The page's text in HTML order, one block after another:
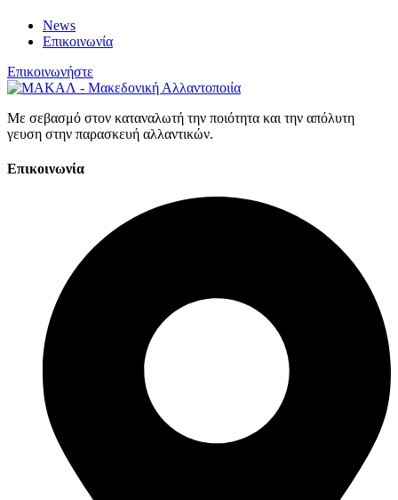
News
Επικοινωνία
Επικοινωνήστε
Με σεβασμό στον καταναλωτή την ποιότητα και την απόλυτη
γευση στην παρασκευή αλλαντικών.
Επικοινωνία